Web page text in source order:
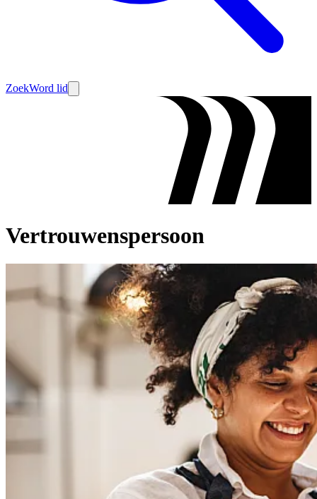
ZoekWord lid
Vertrouwenspersoon